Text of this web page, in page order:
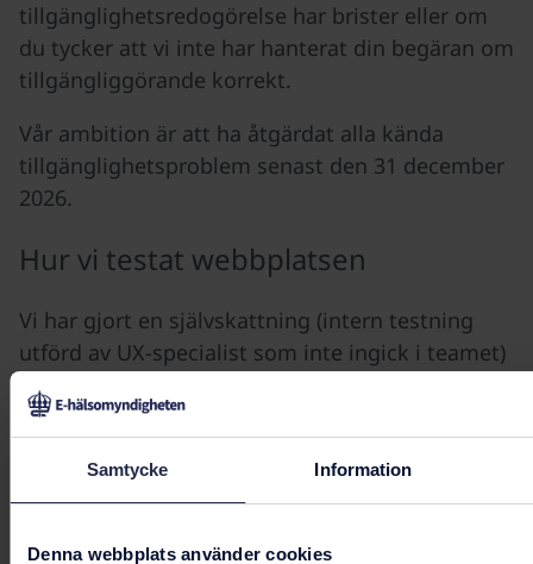
Samtycke Information
Denna webbplats använder cookies
tillgänglighetsredogörelse har brister eller om
du tycker att vi inte har hanterat din begäran om
tillgängliggörande korrekt.
Vår ambition är att ha åtgärdat alla kända
tillgänglighetsproblem senast den 31 december
2026.
Hur vi testat webbplatsen
Vi har gjort en självskattning (intern testning
utförd av UX-specialist som inte ingick i teamet)
av Läkemedelskollen.
Senaste bedömningen gjordes den 27 mars
2026.